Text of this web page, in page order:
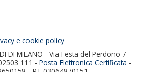
e cookie policy
DI MILANO - Via Festa del Perdono 7 -
111 - Posta Elettronica Certificata -